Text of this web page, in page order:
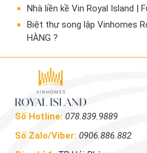
Nhà liền kề Vin Royal Island |
​Biệt thự song lập Vinhomes
HÀNG ?
Số Hotline: 078.839.9889
Số Zalo/Viber: 0906.886.882